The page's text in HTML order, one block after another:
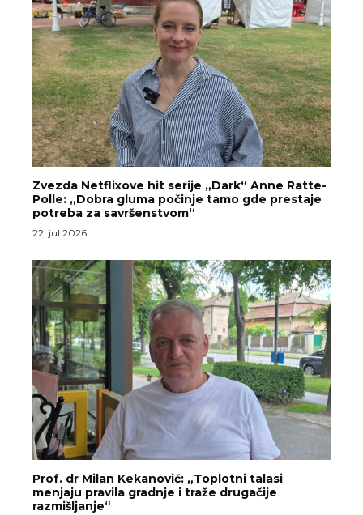
Zvezda Netflixove hit serije „Dark“ Anne Ratte-
Polle: „Dobra gluma počinje tamo gde prestaje
potreba za savršenstvom“
22. jul 2026.
Prof. dr Milan Kekanović: „Toplotni talasi
menjaju pravila gradnje i traže drugačije
razmišljanje“